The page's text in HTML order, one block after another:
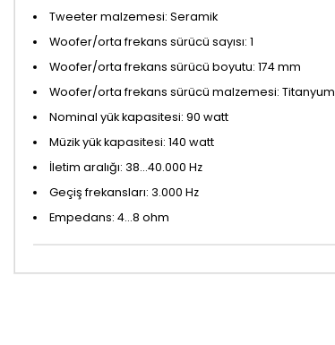
Tweeter malzemesi: Seramik
Woofer/orta frekans sürücü sayısı: 1
Woofer/orta frekans sürücü boyutu: 174 mm
Woofer/orta frekans sürücü malzemesi: Titanyum
Nominal yük kapasitesi: 90 watt
Müzik yük kapasitesi: 140 watt
İletim aralığı: 38…40.000 Hz
Geçiş frekansları: 3.000 Hz
Empedans: 4...8 ohm